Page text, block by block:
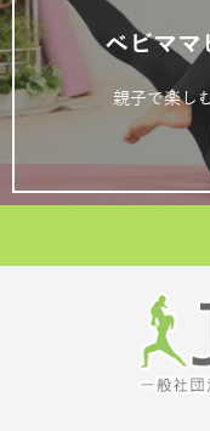
ベビママ
親子で楽し